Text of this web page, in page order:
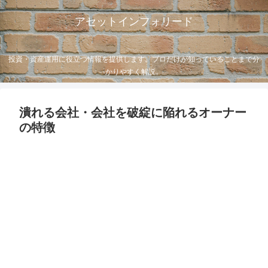
アセットインフォリード
投資・資産運用に役立つ情報を提供します。プロだけが知っていることまで分
かりやすく解説。
潰れる会社・会社を破綻に陥れるオーナー
の特徴